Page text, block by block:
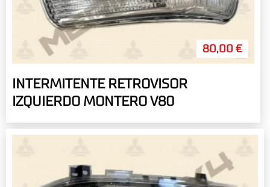
80,00 €
INTERMITENTE RETROVISOR
IZQUIERDO MONTERO V80